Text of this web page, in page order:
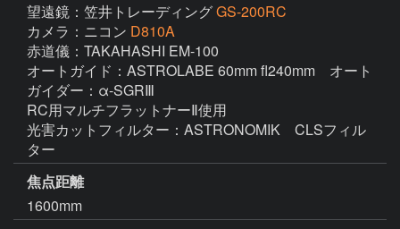
望遠鏡：笠井トレーディングGS-200RC
カメラ：ニコン D810A
赤道儀：TAKAHASHI EM-100
オートガイド：ASTROLABE 60mm fl240mm　オート
ガイダー：α-SGRⅢ
RC用マルチフラットナーⅡ使用
光害カットフィルター：ASTRONOMIK　CLSフィル
ター
焦点距離
1600mm